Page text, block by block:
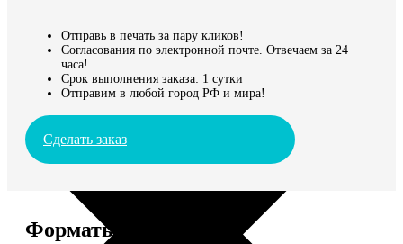
Отправь в печать за пару кликов!
Согласования по электронной почте. Отвечаем за 24
часа!
Срок выполнения заказа: 1 сутки
Отправим в любой город РФ и мира!
Сделать заказ
Форматы и цены